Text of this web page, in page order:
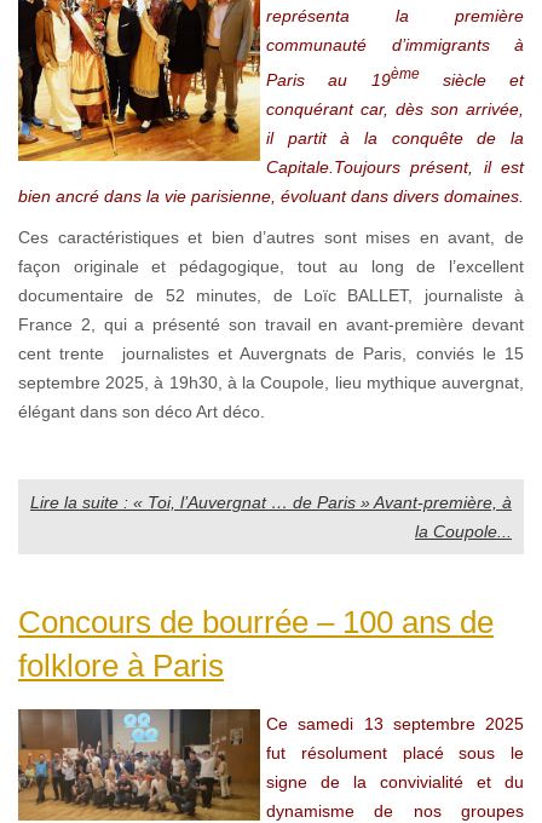
représenta la première
communauté d’immigrants à
Paris au 19èmesiècle et
conquérant car, dès son arrivée,
il partit à la conquête de la
Capitale.Toujours présent, il est
bien ancré dans la vie parisienne, évoluant dans divers domaines.
Ces caractéristiques et bien d’autres sont mises en avant, de
façon originale et pédagogique, tout au long de l’excellent
documentaire de 52 minutes, de Loïc BALLET, journaliste à
France 2, qui a présenté son travail en avant-première devant
cent trente journalistes et Auvergnats de Paris, conviés le 15
septembre 2025, à 19h30, à la Coupole, lieu mythique auvergnat,
élégant dans son déco Art déco.
Lire la suite : « Toi, l’Auvergnat … de Paris » Avant-première, à
la Coupole...
Concours de bourrée – 100 ans de
folklore à Paris
Ce samedi 13 septembre 2025
fut résolument placé sous le
signe de la convivialité et du
dynamisme de nos groupes